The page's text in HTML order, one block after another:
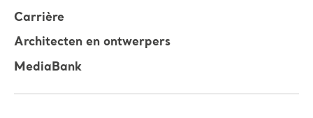
Carrière
Architecten en ontwerpers
MediaBank